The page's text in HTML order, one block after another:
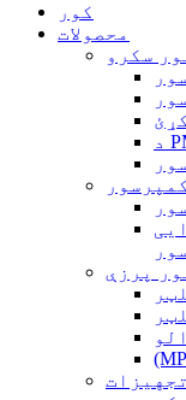
کور
محصولات
سکرو
پرزې